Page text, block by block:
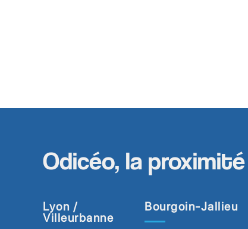
Odicéo, la
Lyon /
Villeurbanne
Bourgoin-Jallieu